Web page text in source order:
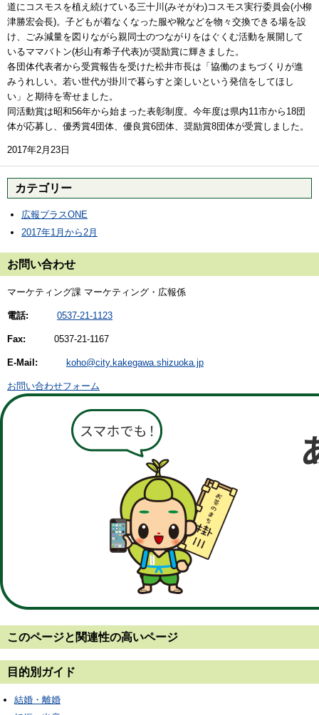
道にコスモスを植え続けている三十川(みそがわ)コスモス実行委員会(小柳
津勝宏会長)。子どもが着なくなった服や靴などを物々交換できる場を設
け、ごみ減量を図りながら親同士のつながりをはぐくむ活動を展開して
いるママバトン(杉山有希子代表)が奨励賞に輝きました。
各団体代表者から受賞報告を受けた松井市長は「協働のまちづくりが進
みうれしい。若い世代が掛川で暮らすと楽しいという発信をしてほし
い」と期待を寄せました。
同活動賞は昭和56年から始まった表彰制度。今年度は県内11市から18団
体が応募し、優秀賞4団体、優良賞6団体、奨励賞8団体が受賞しました。
2017年2月23日
カテゴリー
広報プラスONE
2017年1月から2月
お問い合わせ
マーケティング課 マーケティング・広報係
電話: 0537-21-1123
Fax: 0537-21-1167
E-Mail: koho@city.kakegawa.shizuoka.jp
お問い合わせフォーム
このページと 関連性の高いページ
目的別ガイド
結婚・離婚